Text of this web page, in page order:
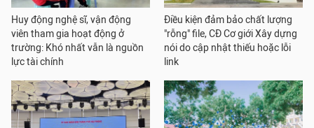
Huy động nghệ sĩ, vận động
viên tham gia hoạt động ở
trường: Khó nhất vẫn là nguồn
lực tài chính
Điều kiện đảm bảo chất lượng
"rỗng" file, CĐ Cơ giới Xây dựng
nói do cập nhật thiếu hoặc lỗi
link